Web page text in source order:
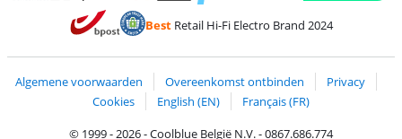
Betalen met Bancontact
Betalen met MasterCard en Visa via ClickToPay
BestRetail Hi-Fi Electro Brand 2024
Algemene voorwaarden Overeenkomst ontbinden
Privacy
Cookies
English (EN)
Français (FR)
© 1999 - 2026 - Coolblue België N.V. - 0867.686.774